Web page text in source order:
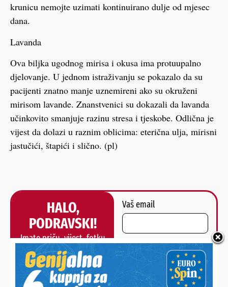
krunicu nemojte uzimati kontinuirano dulje od mjesec
dana.
Lavanda
Ova biljka ugodnog mirisa i okusa ima protuupalno
djelovanje. U jednom istraživanju se pokazalo da su
pacijenti znatno manje uznemireni ako su okruženi
mirisom lavande. Znanstvenici su dokazali da lavanda
učinkovito smanjuje razinu stresa i tjeskobe. Odlična je
vijest da dolazi u raznim oblicima: eterična ulja, mirisni
jastučići, štapići i slično. (pl)
HALO,
PODRAVSKI!
Imate priču, vijest, fotku
ili video?
Nešto vas muči ili želite
nešto/nekoga pohvaliti?
Vaš email
Poruka